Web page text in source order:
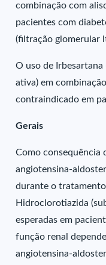
combinação com
pacientes com
(filtração glomerular
O uso de
ativa) em
contraindicado em
Gerais
Como consequência
angiotensina-
durante o
Hidroclorotiazida
esperadas em
função renal
angiotensina-